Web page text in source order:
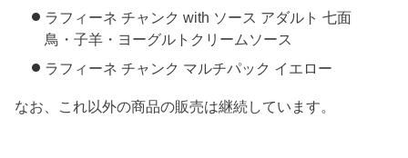
ラフィーネ チャンク with ソース アダルト 七面
鳥・子羊・ヨーグルトクリームソース
ラフィーネ チャンク マルチパック イエロー
なお、これ以外の商品の販売は継続しています。